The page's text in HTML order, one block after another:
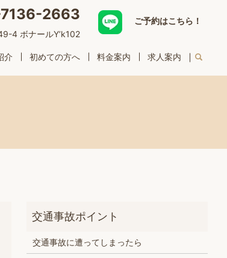
2663
4 ボナールY’k102
ご予約はこちら！
介 初めての方へ 料金案内 求人案内
交通事故に遭ってしまったら